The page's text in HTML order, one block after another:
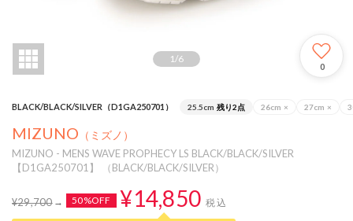
1 /6
0
BLACK/BLACK/SILVER（D1GA250701） 25.5cm 残り2点 26cm × 27cm ×
MIZUNO （ミズノ）
MIZUNO - MENS WAVE PROPHECY LS BLACK/BLACK/SILVER
【D1GA250701】 （BLACK/BLACK/SILVER）
¥29,700 50%OFF ¥14,850 税込